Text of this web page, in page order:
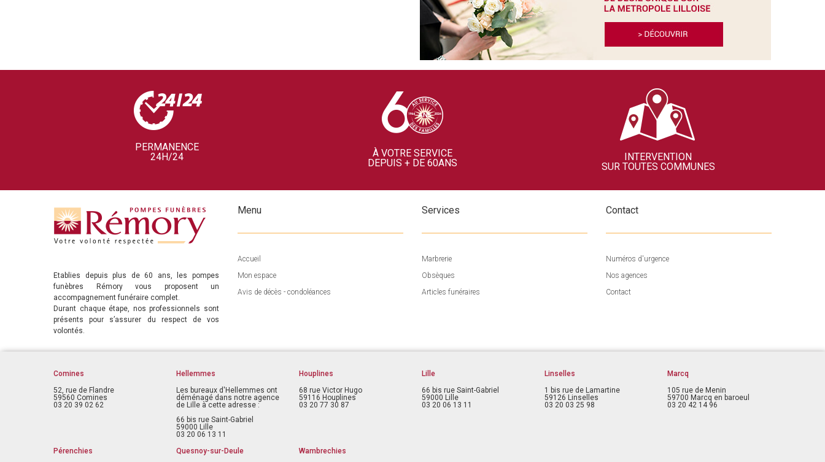
PERMANENCE
24H/24
À VOTRE SERVICE
DEPUIS + DE 60ANS
INTERVENTION
SUR TOUTES COMMUNES
Etablies depuis plus de 60 ans, les pompes
funèbres Rémory vous proposent un
accompagnement funéraire complet.
Durant chaque étape, nos professionnels sont
présents pour s’assurer du respect de vos
volontés.
Menu
Accueil
Mon espace
Avis de décès - condoléances
Services
Marbrerie
Obsèques
Articles funéraires
Contact
Numéros d'urgence
Nos agences
Contact
Comines
52, rue de Flandre
59560 Comines
03 20 39 02 62
Hellemmes
Les bureaux d'Hellemmes ont
déménagé dans notre agence
de Lille à cette adresse :
66 bis rue Saint-Gabriel
59000 Lille
03 20 06 13 11
Houplines
68 rue Victor Hugo
59116 Houplines
03 20 77 30 87
Lille
66 bis rue Saint-Gabriel
59000 Lille
03 20 06 13 11
Linselles
1 bis rue de Lamartine
59126 Linselles
03 20 03 25 98
Marcq
105 rue de Menin
59700 Marcq en baroeul
03 20 42 14 96
Pérenchies Quesnoy-sur-Deule Wambrechies